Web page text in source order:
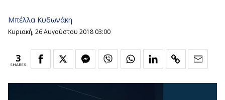
Μπέλλα Κυδωνάκη
Κυριακή, 26 Αυγούστου 2018 03:00
3
SHARES